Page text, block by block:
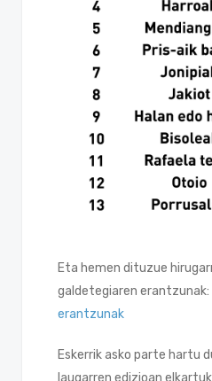
Eta hemen dituzue
galdetegiaren erantzunak:
erantzunak
Eskerrik asko parte hartu
laugarren edizioan